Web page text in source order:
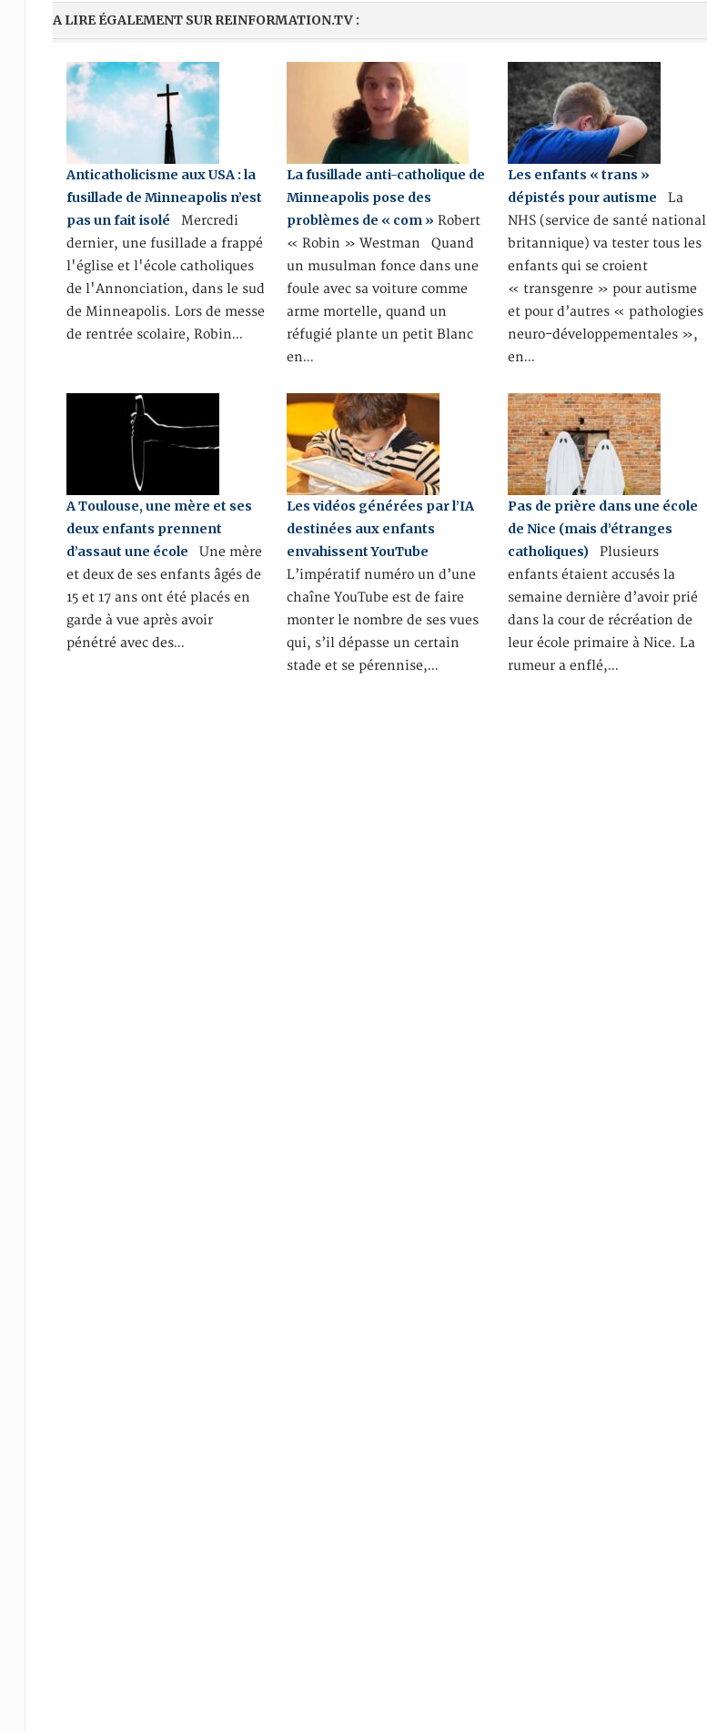
A LIRE ÉGALEMENT SUR REINFORMATION.TV :
Anticatholicisme aux USA : la
fusillade de Minneapolis n’est
pas un fait isolé Mercredi
dernier, une fusillade a frappé
l'église et l'école catholiques
de l'Annonciation, dans le sud
de Minneapolis. Lors de messe
de rentrée scolaire, Robin…
La fusillade anti-catholique de
Minneapolis pose des
problèmes de « com » Robert
« Robin » Westman Quand
un musulman fonce dans une
foule avec sa voiture comme
arme mortelle, quand un
réfugié plante un petit Blanc
en…
Les enfants « trans »
dépistés pour autisme La
NHS (service de santé national
britannique) va tester tous les
enfants qui se croient
« transgenre » pour autisme
et pour d’autres « pathologies
neuro-développementales »,
en…
A Toulouse, une mère et ses
deux enfants prennent
d’assaut une école Une mère
et deux de ses enfants âgés de
15 et 17 ans ont été placés en
garde à vue après avoir
pénétré avec des…
Les vidéos générées par l’IA
destinées aux enfants
envahissent YouTube
L’impératif numéro un d’une
chaîne YouTube est de faire
monter le nombre de ses vues
qui, s’il dépasse un certain
stade et se pérennise,…
Pas de prière dans une école
de Nice (mais d’étranges
catholiques)Plusieurs
enfants étaient accusés la
semaine dernière d’avoir prié
dans la cour de récréation de
leur école primaire à Nice. La
rumeur a enflé,…